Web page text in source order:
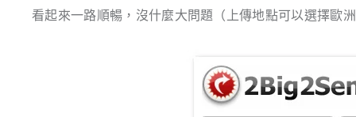
看起來一路順暢，沒什麼大問題（ 上傳地點可以選擇歐